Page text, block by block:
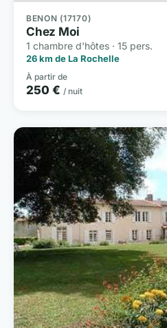
BENON (17170)
Chez Moi
1 chambre d'hôtes · 15 pers.
26 km de La Rochelle
À partir de
250 € / nuit